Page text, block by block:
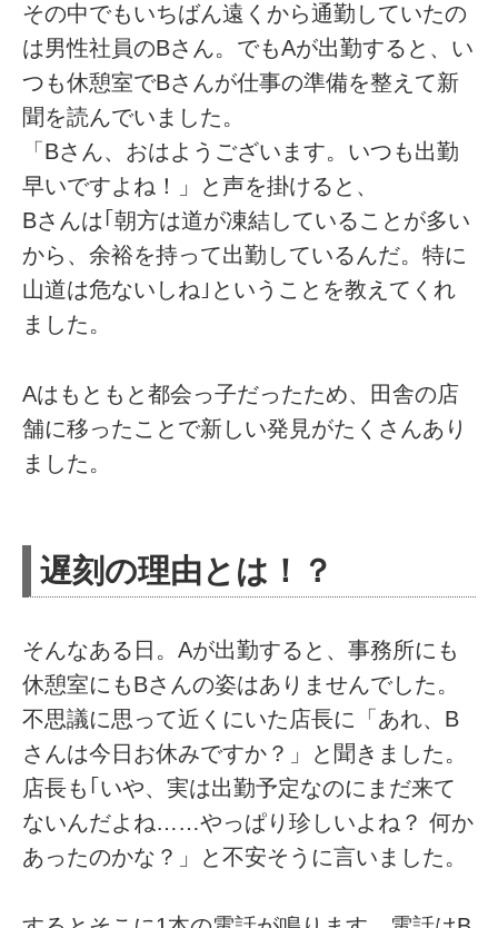
その中でもいちばん遠くから通勤していたの
は男性社員のBさん。でもAが出勤すると、い
つも休憩室でBさんが仕事の準備を整えて新
聞を読んでいました。
「Bさん、おはようございます。いつも出勤
早いですよね！」と声を掛けると、
Bさんは｢朝方は道が凍結していることが多い
から、余裕を持って出勤しているんだ。特に
山道は危ないしね｣ということを教えてくれ
ました。
Aはもともと都会っ子だったため、田舎の店
舗に移ったことで新しい発見がたくさんあり
ました。
遅刻の理由とは！？
そんなある日。Aが出勤すると、事務所にも
休憩室にもBさんの姿はありませんでした。
不思議に思って近くにいた店長に「あれ、B
さんは今日お休みですか？」と聞きました。
店長も｢いや、実は出勤予定なのにまだ来て
ないんだよね……やっぱり珍しいよね？ 何か
あったのかな？」と不安そうに言いました。